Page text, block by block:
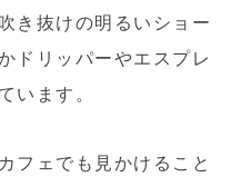
き抜けの明るいショー
ドリッパーやエスプレ
います。
フェでも見かけること